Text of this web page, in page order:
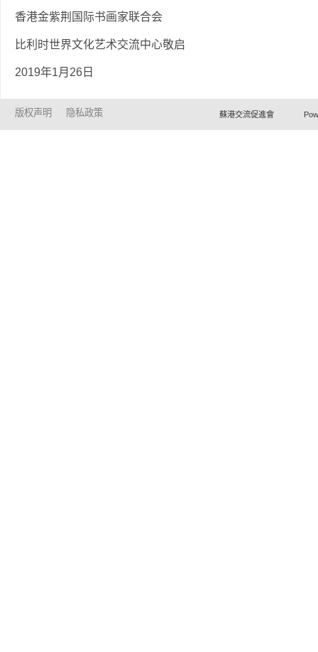
香港金紫荆国际书画家联合会
比利时世界文化艺术交流中心敬启
2019年1月26日
版权声明 隐私政策 蘇港交流促進會